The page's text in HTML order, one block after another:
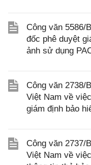
Công văn 5586/
đốc phê duyệt
ảnh sử dụng
Công văn 2738/
Việt Nam về
giám định bảo
Công văn 2737/
Việt Nam về